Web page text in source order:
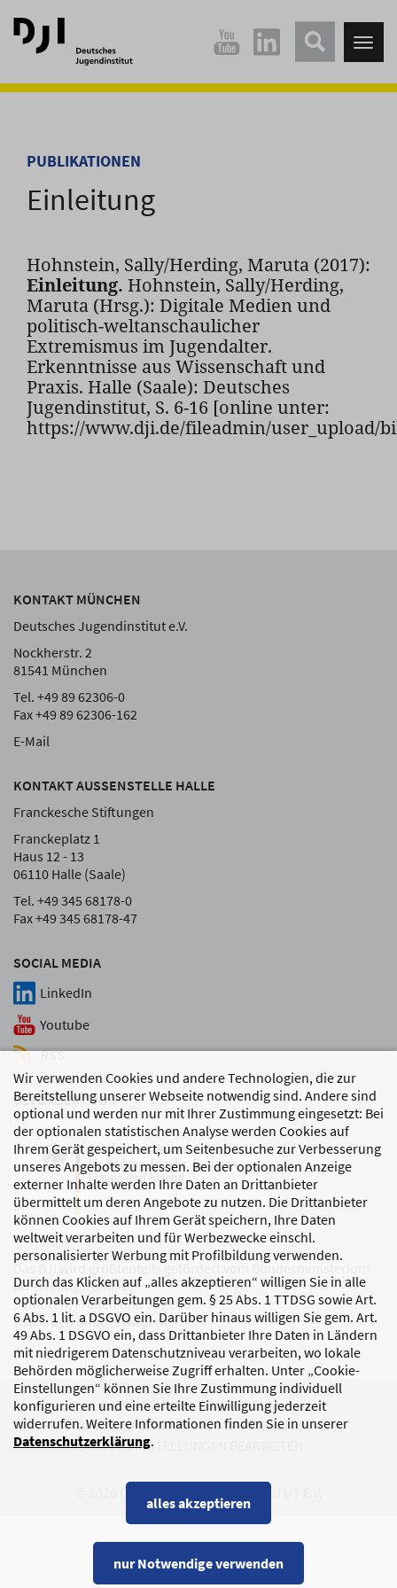
Direkt
zum
Hauptinhalt
Direkt
zum
Hauptmenü
Wir verwenden Cookies und andere Technologien, die zur
Bereitstellung unserer Webseite notwendig sind. Andere sind
optional und werden nur mit Ihrer Zustimmung eingesetzt: Bei
der optionalen statistischen Analyse werden Cookies auf
Ihrem Gerät gespeichert, um Seitenbesuche zur Verbesserung
unseres Angebots zu messen. Bei der optionalen Anzeige
externer Inhalte werden Ihre Daten an Drittanbieter
übermittelt um deren Angebote zu nutzen. Die Drittanbieter
können Cookies auf Ihrem Gerät speichern, Ihre Daten
weltweit verarbeiten und für Werbezwecke einschl.
personalisierter Werbung mit Profilbildung verwenden.
Durch das Klicken auf „alles akzeptieren“ willigen Sie in alle
optionalen Verarbeitungen gem. § 25 Abs. 1 TTDSG sowie Art.
6 Abs. 1 lit. a DSGVO ein. Darüber hinaus willigen Sie gem. Art.
49 Abs. 1 DSGVO ein, dass Drittanbieter Ihre Daten in Ländern
mit niedrigerem Datenschutzniveau verarbeiten, wo lokale
Behörden möglicherweise Zugriff erhalten. Unter „Cookie-
Einstellungen“ können Sie Ihre Zustimmung individuell
konfigurieren und eine erteilte Einwilligung jederzeit
widerrufen. Weitere Informationen finden Sie in unserer
Datenschutzerklärung.
alles akzeptieren
nur Notwendige verwenden
PUBLIKATIONEN
Einleitung
Hohnstein, Sally/Herding, Maruta (2017):
Einleitung. Hohnstein, Sally/Herding,
Maruta (Hrsg.): Digitale Medien und
politisch-weltanschaulicher
Extremismus im Jugendalter.
Erkenntnisse aus Wissenschaft und
Praxis. Halle (Saale): Deutsches
Jugendinstitut, S. 6-16 [online unter:
https://www.dji.de/fileadmin/user_upload/
SOCIAL MEDIA
LinkedIn
Youtube
RSS
KONTAKT MÜNCHEN
Deutsches Jugendinstitut e.V.
Nockherstr. 2
81541 München
Tel. +49 89 62306-0
Fax +49 89 62306-162
E-Mail
KONTAKT AUSSENSTELLE HALLE
Franckesche Stiftungen
Franckeplatz 1
Haus 12 - 13
06110 Halle (Saale)
Tel. +49 345 68178-0
Fax +49 345 68178-47
GEFÖRDERT VON
Das DJI wird größtenteils gefördert vom Bundesministerium
für Bildung, Familie,
Senioren, Frauen und Jugend
sowie den Bundesländern.
DATENSCHUTZ
IMPRESSUM
KORRUPTIONSPRÄVENTION
BARRIEREFREIHEIT
COOKIE-EINSTELLUNGEN BEARBEITEN